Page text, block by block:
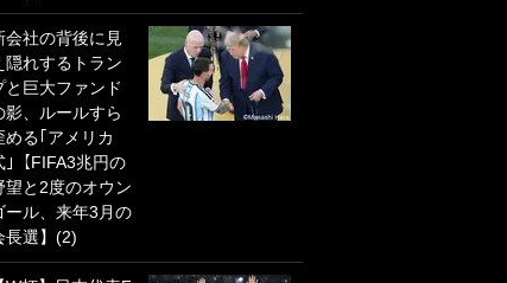
会社の背後に見
隠れするトラン
と巨大ファンド
影、ルールすら
める｢アメリカ
｣【FIFA3兆円の
望と2度のオウン
ール、来年3月の
長選】(2)